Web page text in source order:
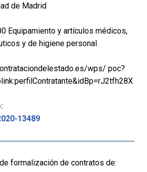
de Madrid
Equipamiento y artículos médicos,
y de higiene personal
wps/ poc?
13489
formalización de contratos de: